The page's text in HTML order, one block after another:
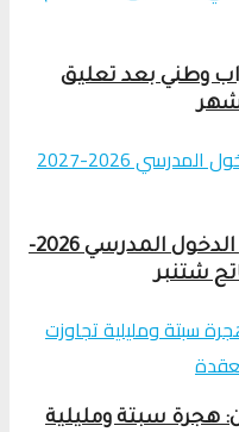
وطني بعد تعليق
شهر
وزارة التربية الوطنية تؤكد التزام الدخول المدرسي 2026-
هجرة سبتة ومليلية